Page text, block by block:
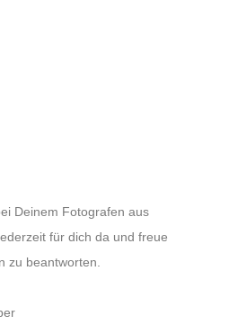
Deinem Fotografen aus
für dich da und freue
zu beantworten.